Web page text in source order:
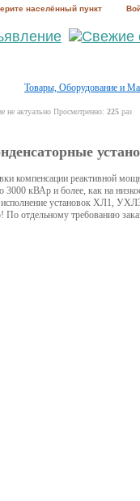
населённый пункт
Товары, Оборудование и
не актуально Просмотренно: 225раз
компенсации реактивной
3000 кВАр и более, как на
исполнение установок ХЛ1,
По отдельному требованию